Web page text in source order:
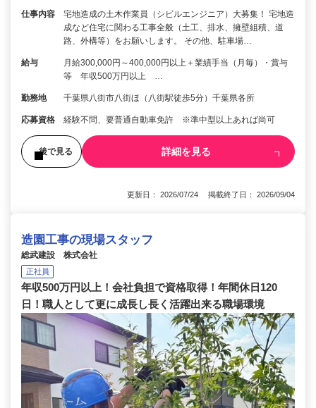
仕事内容
宅地造成の土木作業員（シビルエンジニア）大募集！ 宅地造
成など住宅に関わる工事全般（土工、排水、擁壁組積、道
路、外構等）をお願いします。 その他、駐車場…
給与
月給300,000円～400,000円以上＋業績手当（月毎）・賞与
等 年収500万円以上 …
勤務地 千葉県八街市八街ほ（八街駅徒歩5分）千葉県各所
応募資格 経験不問、要普通自動車免許 ※準中型以上あれば尚可
後で見る 詳細を見る
更新日： 2026/07/24 掲載終了日： 2026/09/04
造園工事の現場スタッフ
総武建設 株式会社
正社員
年収500万円以上！会社負担で資格取得！年間休日120
日！職人として更に成長し長く活躍出来る職場環境